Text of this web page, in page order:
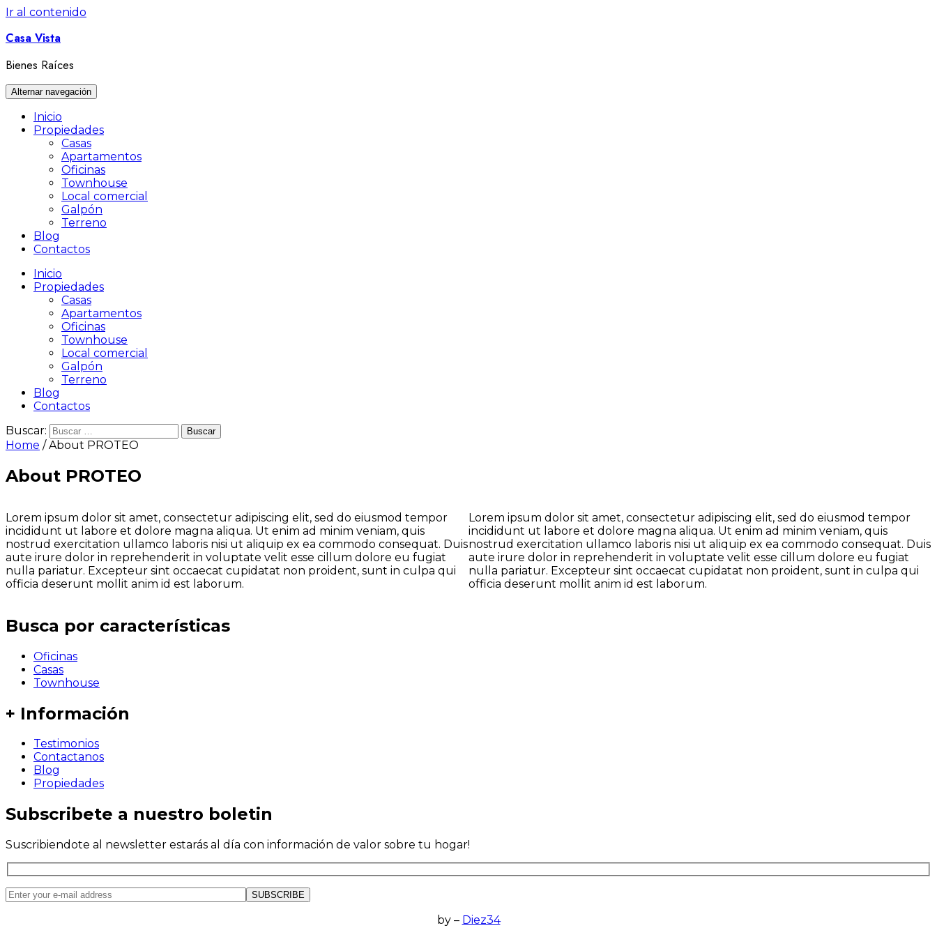
Ir al contenido
Casa Vista
Bienes Raíces
Alternar navegación
Inicio
Propiedades
Casas
Apartamentos
Oficinas
Townhouse
Local comercial
Galpón
Terreno
Blog
Contactos
Inicio
Propiedades
Casas
Apartamentos
Oficinas
Townhouse
Local comercial
Galpón
Terreno
Blog
Contactos
Buscar:
Home / About PROTEO
About PROTEO
Lorem ipsum dolor sit amet, consectetur adipiscing elit, sed do eiusmod tempor
incididunt ut labore et dolore magna aliqua. Ut enim ad minim veniam, quis
nostrud exercitation ullamco laboris nisi ut aliquip ex ea commodo consequat. Duis
aute irure dolor in reprehenderit in voluptate velit esse cillum dolore eu fugiat
nulla pariatur. Excepteur sint occaecat cupidatat non proident, sunt in culpa qui
officia deserunt mollit anim id est laborum.
Lorem ipsum dolor sit amet, consectetur adipiscing elit, sed do eiusmod tempor
incididunt ut labore et dolore magna aliqua. Ut enim ad minim veniam, quis
nostrud exercitation ullamco laboris nisi ut aliquip ex ea commodo consequat. Duis
aute irure dolor in reprehenderit in voluptate velit esse cillum dolore eu fugiat
nulla pariatur. Excepteur sint occaecat cupidatat non proident, sunt in culpa qui
officia deserunt mollit anim id est laborum.
Busca por características
Oficinas
Casas
Townhouse
+ Información
Testimonios
Contactanos
Blog
Propiedades
Subscribete a nuestro boletin
Suscribiendote al newsletter estarás al día con información de valor sobre tu hogar!
by – Diez34